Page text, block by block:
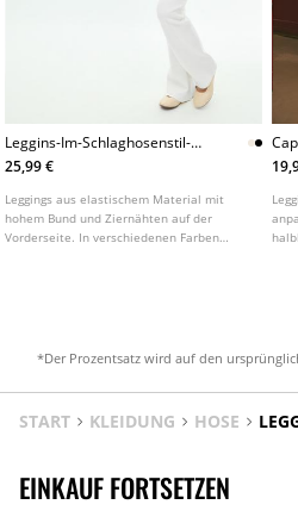
Leggins-Im-Schlaghosenstil-
Aus-Baumwollmix-Mit-
Ziernahten
25,99 €
Leggings aus elastischem Material mit
hohem Bund und Ziernähten auf der
Vorderseite. In verschiedenen Farben
*Der Prozentsatz wird auf den
START KLEIDUNG HOSE
EINKAUF FORTSETZEN